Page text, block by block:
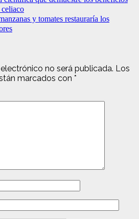
y tomates restauraría los
no será publicada. Los
marcados con *